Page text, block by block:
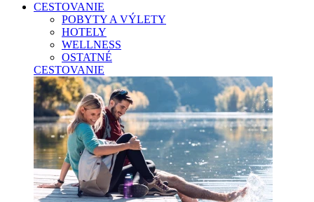
CESTOVANIE
POBYTY A VÝLETY
HOTELY
WELLNESS
OSTATNÉ
CESTOVANIE